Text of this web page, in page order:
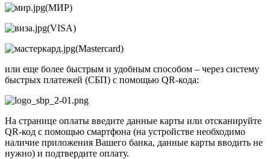
(МИР)
(VISA)
(Mastercard)
или еще более быстрым и удобным способом – через систему
быстрых платежей (СБП) с помощью QR-кода:
На странице оплаты введите данные карты или отсканируйте
QR-код с помощью смартфона (на устройстве необходимо
наличие приложения Вашего банка, данные карты вводить не
нужно) и подтвердите оплату.